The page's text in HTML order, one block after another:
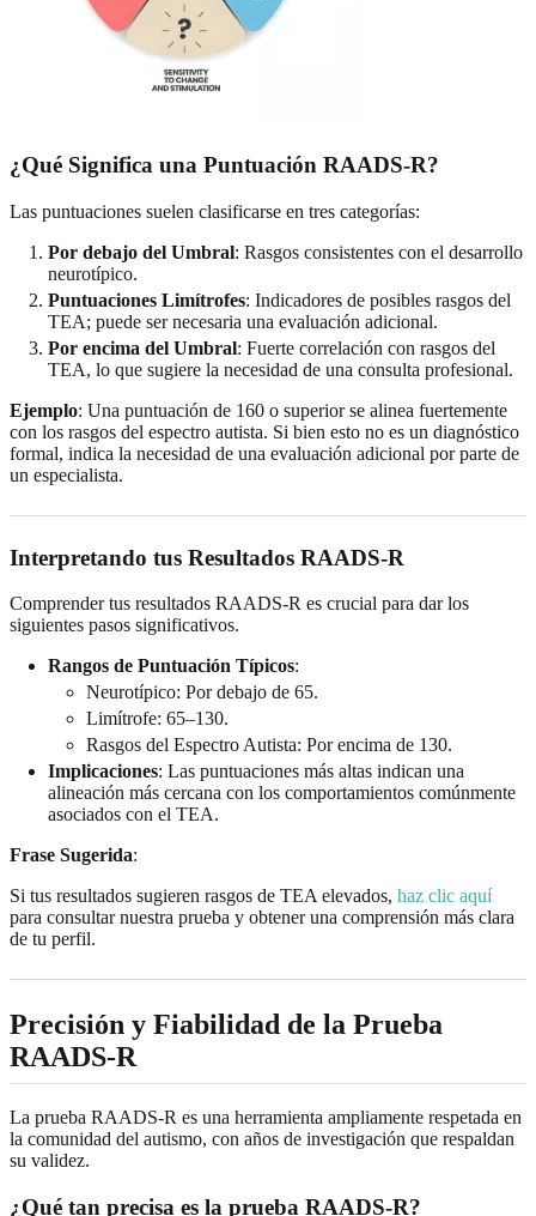
¿Qué Significa una Puntuación RAADS-R?
Las puntuaciones suelen clasificarse en tres categorías:
Por debajo del Umbral: Rasgos consistentes con el desarrollo
neurotípico.
Puntuaciones Limítrofes: Indicadores de posibles rasgos del
TEA; puede ser necesaria una evaluación adicional.
Por encima del Umbral: Fuerte correlación con rasgos del
TEA, lo que sugiere la necesidad de una consulta profesional.
Ejemplo: Una puntuación de 160 o superior se alinea fuertemente
con los rasgos del espectro autista. Si bien esto no es un diagnóstico
formal, indica la necesidad de una evaluación adicional por parte de
un especialista.
Interpretando tus Resultados RAADS-R
Comprender tus resultados RAADS-R es crucial para dar los
siguientes pasos significativos.
Rangos de Puntuación Típicos:
Neurotípico: Por debajo de 65.
Limítrofe: 65–130.
Rasgos del Espectro Autista: Por encima de 130.
Implicaciones: Las puntuaciones más altas indican una
alineación más cercana con los comportamientos comúnmente
asociados con el TEA.
Frase Sugerida:
Si tus resultados sugieren rasgos de TEA elevados, haz clic aquí
para consultar nuestra prueba y obtener una comprensión más clara
de tu perfil.
Precisión y Fiabilidad de la Prueba
RAADS-R
La prueba RAADS-R es una herramienta ampliamente respetada en
la comunidad del autismo, con años de investigación que respaldan
su validez.
¿Qué tan precisa es la prueba RAADS-R?